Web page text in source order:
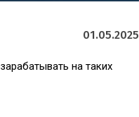
01.05.2025
на таких